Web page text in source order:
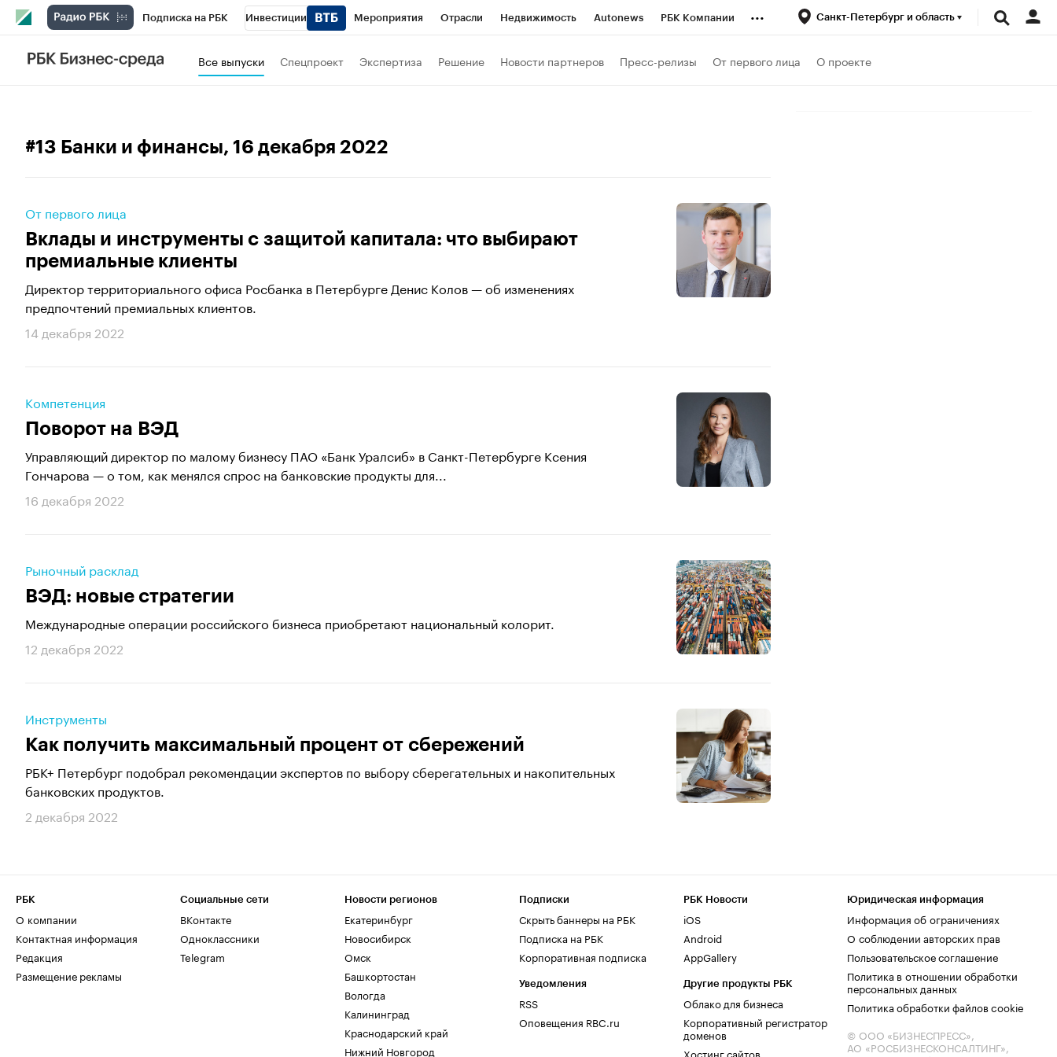
Подписка на РБК Инвестиции Мероприятия Отрасли Недвижимость Autonews РБК Компании
Телеканал
Спецпроекты Проверка контрагентов
... Санкт-Петербург и область
Все выпуски Спецпроект Экспертиза Решение Новости партнеров Пресс-релизы От первого лица О проекте
#13 Банки и финансы, 16 декабря 2022
От первого лица
Вклады и инструменты с защитой капитала: что выбирают
премиальные клиенты
Директор территориального офиса Росбанка в Петербурге Денис Колов — об изменениях
предпочтений премиальных клиентов.
14 декабря 2022
Компетенция
Поворот на ВЭД
Управляющий директор по малому бизнесу ПАО «Банк Уралсиб» в Санкт-Петербурге Ксения
Гончарова — о том, как менялся спрос на банковские продукты для...
16 декабря 2022
Рыночный расклад
ВЭД: новые стратегии
Международные операции российского бизнеса приобретают национальный колорит.
12 декабря 2022
Инструменты
Как получить максимальный процент от сбережений
РБК+ Петербург подобрал рекомендации экспертов по выбору сберегательных и накопительных
банковских продуктов.
2 декабря 2022
РБК
О компании
Контактная информация
Редакция
Размещение рекламы
Социальные сети
ВКонтакте
Одноклассники
Telegram
Новости регионов
Екатеринбург
Новосибирск
Омск
Башкортостан
Вологда
Калининград
Краснодарский край
Нижний Новгород
Подписки
Скрыть баннеры на РБК
Подписка на РБК
Корпоративная подписка
Уведомления
RSS
Оповещения RBC.ru
РБК Новости
iOS
Android
AppGallery
Другие продукты РБК
Облако для бизнеса
Корпоративный регистратор
доменов
Хостинг сайтов
Юридическая информация
Информация об ограничениях
О соблюдении авторских прав
Пользовательское соглашение
Политика в отношении обработки
персональных данных
Политика обработки файлов cookie
© ООО «БИЗНЕСПРЕСС»,
АО «РОСБИЗНЕСКОНСАЛТИНГ»,